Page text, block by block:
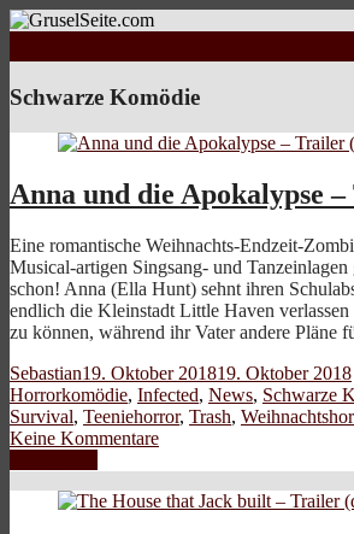
Schwarze Komödie
Anna und die Apokalypse
Eine romantische Weihnachts-Endzeit-
Musical-artigen Singsang- und
schon! Anna (Ella Hunt) sehnt ihren
endlich die Kleinstadt Little Haven verlassen
zu können, während ihr Vater andere Pläne
Sebastian19. Oktober 201819. Oktober 2018
Horrorkomödie, Infected, News, Schwarze
Survival, Teeniehorror, Trash,
Keine Kommentare